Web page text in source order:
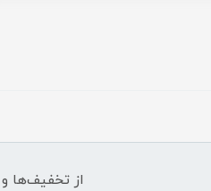
از تخفیف‌ها